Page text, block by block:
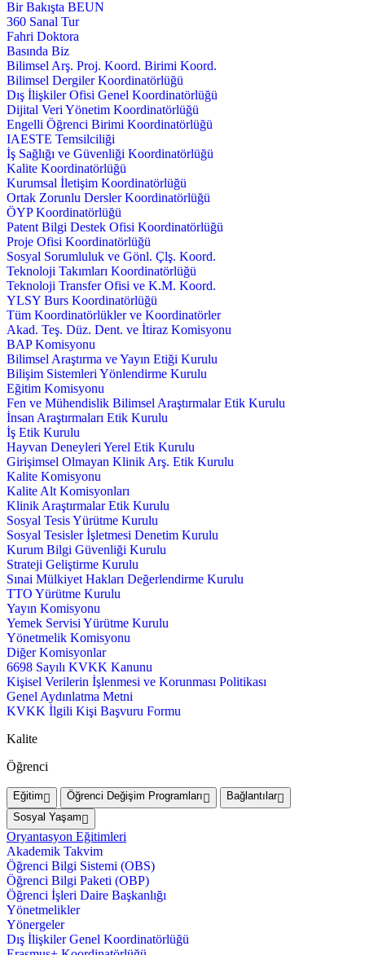
Bir Bakışta BEUN
360 Sanal Tur
Fahri Doktora
Basında Biz
Bilimsel Arş. Proj. Koord. Birimi Koord.
Bilimsel Dergiler Koordinatörlüğü
Dış İlişkiler Ofisi Genel Koordinatörlüğü
Dijital Veri Yönetim Koordinatörlüğü
Engelli Öğrenci Birimi Koordinatörlüğü
IAESTE Temsilciliği
İş Sağlığı ve Güvenliği Koordinatörlüğü
Kalite Koordinatörlüğü
Kurumsal İletişim Koordinatörlüğü
Ortak Zorunlu Dersler Koordinatörlüğü
ÖYP Koordinatörlüğü
Patent Bilgi Destek Ofisi Koordinatörlüğü
Proje Ofisi Koordinatörlüğü
Sosyal Sorumluluk ve Gönl. Çlş. Koord.
Teknoloji Takımları Koordinatörlüğü
Teknoloji Transfer Ofisi ve K.M. Koord.
YLSY Burs Koordinatörlüğü
Tüm Koordinatörlükler ve Koordinatörler
Akad. Teş. Düz. Dent. ve İtiraz Komisyonu
BAP Komisyonu
Bilimsel Araştırma ve Yayın Etiği Kurulu
Bilişim Sistemleri Yönlendirme Kurulu
Eğitim Komisyonu
Fen ve Mühendislik Bilimsel Araştırmalar Etik Kurulu
İnsan Araştırmaları Etik Kurulu
İş Etik Kurulu
Hayvan Deneyleri Yerel Etik Kurulu
Girişimsel Olmayan Klinik Arş. Etik Kurulu
Kalite Komisyonu
Kalite Alt Komisyonları
Klinik Araştırmalar Etik Kurulu
Sosyal Tesis Yürütme Kurulu
Sosyal Tesisler İşletmesi Denetim Kurulu
Kurum Bilgi Güvenliği Kurulu
Strateji Geliştirme Kurulu
Sınai Mülkiyet Hakları Değerlendirme Kurulu
TTO Yürütme Kurulu
Yayın Komisyonu
Yemek Servisi Yürütme Kurulu
Yönetmelik Komisyonu
Diğer Komisyonlar
6698 Sayılı KVKK Kanunu
Kişisel Verilerin İşlenmesi ve Korunması Politikası
Genel Aydınlatma Metni
KVKK İlgili Kişi Başvuru Formu
Kalite
Öğrenci
Eğitim Öğrenci Değişim Programları
Bağlantılar
Sosyal Yaşam
Oryantasyon Eğitimleri
Akademik Takvim
Öğrenci Bilgi Sistemi (OBS)
Öğrenci Bilgi Paketi (OBP)
Öğrenci İşleri Daire Başkanlığı
Yönetmelikler
Yönergeler
Dış İlişkiler Genel Koordinatörlüğü